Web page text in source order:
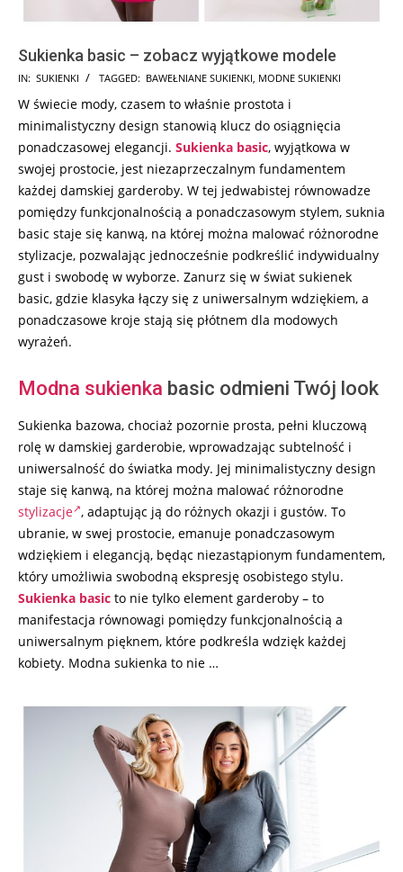
Sukienka basic – zobacz wyjątkowe modele
2023-
12-
14
IN: SUKIENKI TAGGED: BAWEŁNIANE SUKIENKI, MODNE SUKIENKI
W świecie mody, czasem to właśnie prostota i
minimalistyczny design stanowią klucz do osiągnięcia
ponadczasowej elegancji. Sukienka basic, wyjątkowa w
swojej prostocie, jest niezaprzeczalnym fundamentem
każdej damskiej garderoby. W tej jedwabistej równowadze
pomiędzy funkcjonalnością a ponadczasowym stylem, suknia
basic staje się kanwą, na której można malować różnorodne
stylizacje, pozwalając jednocześnie podkreślić indywidualny
gust i swobodę w wyborze. Zanurz się w świat sukienek
basic, gdzie klasyka łączy się z uniwersalnym wdziękiem, a
ponadczasowe kroje stają się płótnem dla modowych
wyrażeń.
Modna sukienka basic odmieni Twój look
Sukienka bazowa, chociaż pozornie prosta, pełni kluczową
rolę w damskiej garderobie, wprowadzając subtelność i
uniwersalność do światka mody. Jej minimalistyczny design
staje się kanwą, na której można malować różnorodne
stylizacje , adaptując ją do różnych okazji i gustów. To
ubranie, w swej prostocie, emanuje ponadczasowym
wdziękiem i elegancją, będąc niezastąpionym fundamentem,
który umożliwia swobodną ekspresję osobistego stylu.
Sukienka basic to nie tylko element garderoby – to
manifestacja równowagi pomiędzy funkcjonalnością a
uniwersalnym pięknem, które podkreśla wdzięk każdej
kobiety. Modna sukienka to nie …